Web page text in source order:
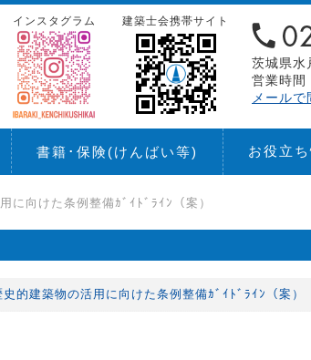
茨城県
営業時間
メール
建築士会携帯サイト
インスタグラム
書籍･保険(けんばい等) お役立
に向けた条例整備ｶﾞｲﾄﾞﾗｲﾝ（案）
的建築物の活用に向けた条例整備ｶﾞｲﾄﾞﾗｲﾝ（案）